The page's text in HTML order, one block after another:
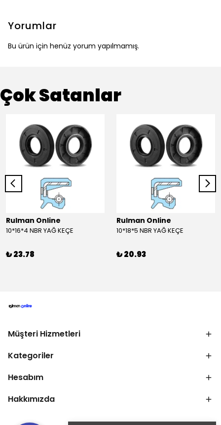
Yorumlar
Bu ürün için henüz yorum yapılmamış.
Çok Satanlar
Rulman Online
10*16*4 NBR YAĞ KEÇE
₺ 23.78
Rulman Online
10*18*5 NBR YAĞ KEÇE
₺ 20.93
Müşteri Hizmetleri
Kategoriler
Hesabım
Hakkımızda